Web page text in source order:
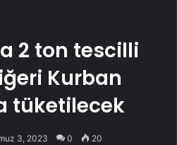
2 ton tescilli
Kurban
tüketilecek
3, 2023 0 20